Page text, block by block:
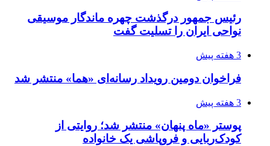
رئیس جمهور درگذشت چهره ماندگار موسیقی
نواحی ایران را تسلیت گفت
3 هفته پیش
فراخوان دومین رویداد رسانه‌ای «هما» منتشر شد
3 هفته پیش
پوستر «ماه پنهان» منتشر شد؛ روایتی از
کودک‌ربایی و فروپاشی یک خانواده